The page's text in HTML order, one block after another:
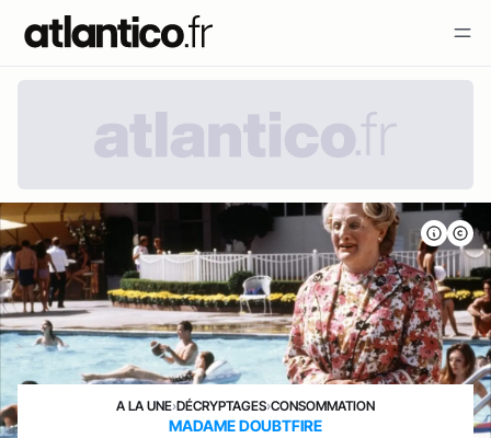
A LA UNE›DÉCRYPTAGES›CONSOMMATION
MADAME DOUBTFIRE